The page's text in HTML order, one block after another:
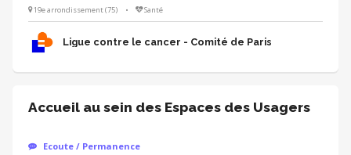
inquiétudes) Informer sur les activités offertes par la Ligue Savoir
orienter vers des personnes compétentes Savoir garder toute la
réserve nécessaire afin d’être accueilli et respecté par les équipes
soignantes
19e arrondissement (75) • Santé
Ligue contre le cancer - Comité de Paris
Accueil au sein des Espaces des Usagers
Ecoute / Permanence